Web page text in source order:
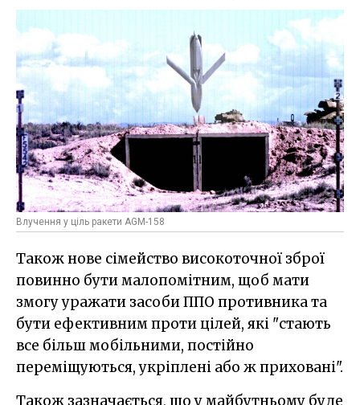
Влучення у ціль ракети AGM-158
Також нове сімейство високоточної зброї
повинно бути малопомітним, щоб мати
змогу уражати засоби ППО противника та
бути ефективним проти цілей, які "стають
все більш мобільними, постійно
переміщуються, укріплені або ж приховані".
Також зазначається, що у майбутньому буде